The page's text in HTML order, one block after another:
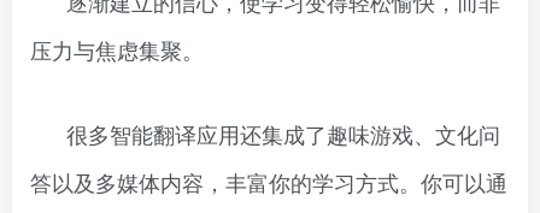
压力与焦虑集聚。
很多智能翻译应用还集成了趣味游戏、文化问
答以及多媒体内容，丰富你的学习方式。你可以通